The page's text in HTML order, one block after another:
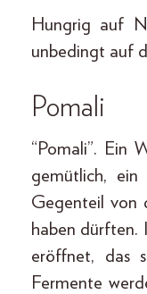
Hungrig auf
unbedingt auf
Pomali
“Pomali”. Ein
gemütlich, ein
Gegenteil von
haben dürften.
eröffnet, das
Fermente